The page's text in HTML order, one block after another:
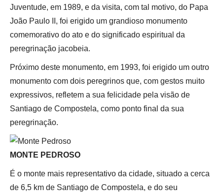
Juventude, em 1989, e da visita, com tal motivo, do Papa
João Paulo II, foi erigido um grandioso monumento
comemorativo do ato e do significado espiritual da
peregrinação jacobeia.
Próximo deste monumento, em 1993, foi erigido um outro
monumento com dois peregrinos que, com gestos muito
expressivos, refletem a sua felicidade pela visão de
Santiago de Compostela, como ponto final da sua
peregrinação.
MONTE PEDROSO
É o monte mais representativo da cidade, situado a cerca
de 6,5 km de Santiago de Compostela, e do seu